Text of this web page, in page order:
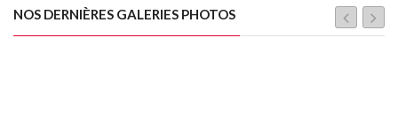
NOS DERNIÈRES GALERIES PHOTOS